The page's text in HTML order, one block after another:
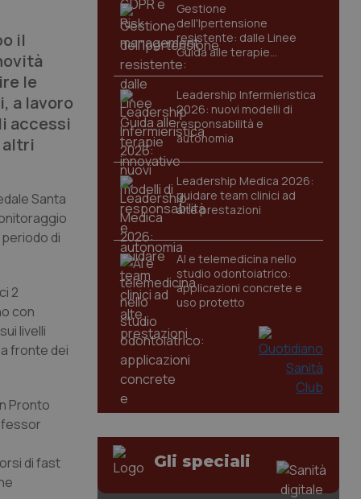
il
le
a lavoro
accessi
altri
Santa
di
2
con
livelli
fronte dei
Pronto
di fast
Gestione
dell'Ipertensione
resistente: dalle Linee
Guida alle terapie
innovative
Leadership Infermieristica
2026: nuovi modelli di
responsabilità e
autonomia
Leadership Medica 2026:
guidare team clinici ad
alte prestazioni
AI e telemedicina nello
studio odontoiatrico:
applicazioni concrete e
uso protetto
Gli speciali